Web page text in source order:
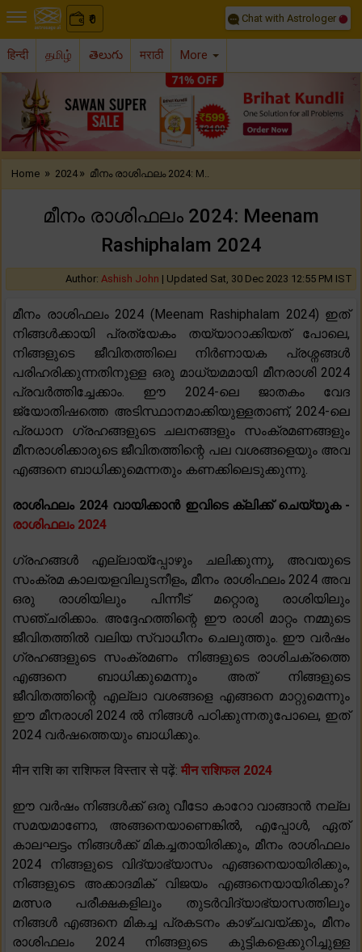
₹
0 Chat with Astrologer
हिन्दी தமிழ் తెలుగు मराठी More
Previous
Home » 2024 » മീനം രാശിഫലം 2024: M..
മീനം രാശിഫലം 2024: Meenam
Rashiphalam 2024
Author: Ashish John | Updated Sat, 30 Dec 2023 12:55 PM IST
മീനം രാശിഫലം 2024 (Meenam Rashiphalam 2024) ഇത്
നിങ്ങൾക്കായി പ്രത്യേകം തയ്യാറാക്കിയത് പോലെ,
നിങ്ങളുടെ ജീവിതത്തിലെ നിർണായക പ്രശ്നങ്ങൾ
പരിഹരിക്കുന്നതിനുള്ള ഒരു മാധ്യമമായി മീനരാശി 2024
പ്രവർത്തിച്ചേക്കാം. ഈ 2024-ലെ ജാതകം വേദ
ജ്യോതിഷത്തെ അടിസ്ഥാനമാക്കിയുള്ളതാണ്, 2024-ലെ
പ്രധാന ഗ്രഹങ്ങളുടെ ചലനങ്ങളും സംക്രമണങ്ങളും
മീനരാശിക്കാരുടെ ജീവിതത്തിന്റെ പല വശങ്ങളെയും അവ
എങ്ങനെ ബാധിക്കുമെന്നതും കണക്കിലെടുക്കുന്നു.
രാശിഫലം 2024 വായിക്കാൻ ഇവിടെ ക്ലിക്ക് ചെയ്യുക -
രാശിഫലം 2024
ഗ്രഹങ്ങൾ എല്ലായ്‌പ്പോഴും ചലിക്കുന്നു, അവയുടെ
സംക്രമ കാലയളവിലുടനീളം, മീനം രാശിഫലം 2024 അവ
ഒരു രാശിയിലും പിന്നീട് മറ്റൊരു രാശിയിലും
സഞ്ചരിക്കാം. അദ്ദേഹത്തിന്റെ ഈ രാശി മാറ്റം നമ്മുടെ
ജീവിതത്തിൽ വലിയ സ്വാധീനം ചെലുത്തും. ഈ വർഷം
ഗ്രഹങ്ങളുടെ സംക്രമണം നിങ്ങളുടെ രാശിചക്രത്തെ
എങ്ങനെ ബാധിക്കുമെന്നും അത് നിങ്ങളുടെ
ജീവിതത്തിന്റെ എല്ലാ വശങ്ങളെ എങ്ങനെ മാറ്റുമെന്നും
ഈ മീനരാശി 2024 ൽ നിങ്ങൾ പഠിക്കുന്നതുപോലെ, ഇത്
2024 വർഷത്തെയും ബാധിക്കും.
मीन राशि का राशिफल विस्तार से पढ़ें: मीन राशिफल 2024
ഈ വർഷം നിങ്ങൾക്ക് ഒരു വീടോ കാറോ വാങ്ങാൻ നല്ല
സമയമാണോ, അങ്ങനെയാണെങ്കിൽ, എപ്പോൾ, ഏത്
കാലഘട്ടം നിങ്ങൾക്ക് മികച്ചതായിരിക്കും, മീനം രാശിഫലം
2024 നിങ്ങളുടെ വിദ്യാഭ്യാസം എങ്ങനെയായിരിക്കും,
നിങ്ങളുടെ അക്കാദമിക് വിജയം എങ്ങനെയായിരിക്കും?
മത്സര പരീക്ഷകളിലും തുടർവിദ്യാഭ്യാസത്തിലും
നിങ്ങൾ എങ്ങനെ മികച്ച പ്രകടനം കാഴ്ചവയ്ക്കും, മീനം
രാശിഫലം 2024 നിങ്ങളുടെ കുട്ടികളെക്കുറിച്ചുള്ള